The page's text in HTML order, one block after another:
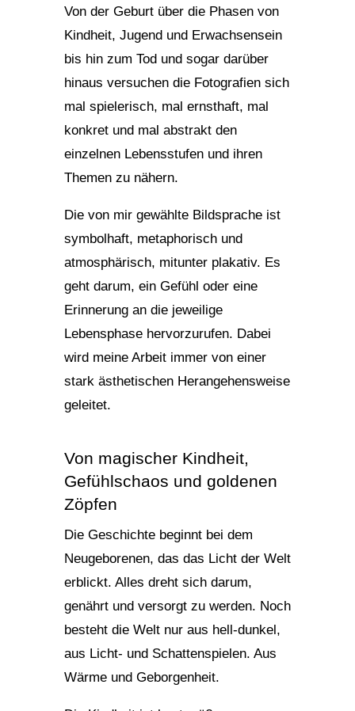
Von der Geburt über die Phasen von
Kindheit, Jugend und Erwachsensein
bis hin zum Tod und sogar darüber
hinaus versuchen die Fotografien sich
mal spielerisch, mal ernsthaft, mal
konkret und mal abstrakt den
einzelnen Lebensstufen und ihren
Themen zu nähern.
Die von mir gewählte Bildsprache ist
symbolhaft, metaphorisch und
atmosphärisch, mitunter plakativ. Es
geht darum, ein Gefühl oder eine
Erinnerung an die jeweilige
Lebensphase hervorzurufen. Dabei
wird meine Arbeit immer von einer
stark ästhetischen Herangehensweise
geleitet.
Von magischer Kindheit,
Gefühlschaos und goldenen
Zöpfen
Die Geschichte beginnt bei dem
Neugeborenen, das das Licht der Welt
erblickt. Alles dreht sich darum,
genährt und versorgt zu werden. Noch
besteht die Welt nur aus hell-dunkel,
aus Licht- und Schattenspielen. Aus
Wärme und Geborgenheit.